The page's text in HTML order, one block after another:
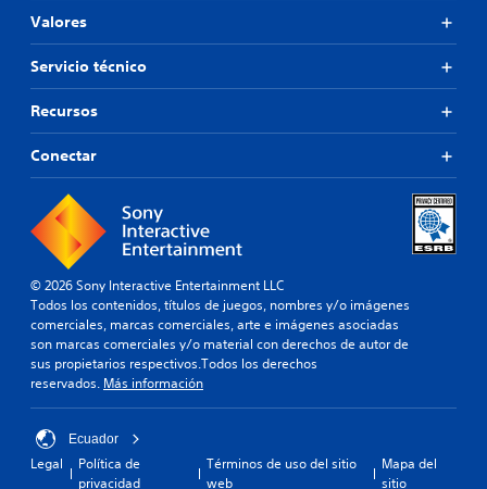
Valores
Servicio técnico
Recursos
Conectar
© 2026 Sony Interactive Entertainment LLC
Todos los contenidos, títulos de juegos, nombres y/o imágenes
comerciales, marcas comerciales, arte e imágenes asociadas
son marcas comerciales y/o material con derechos de autor de
sus propietarios respectivos.Todos los derechos
reservados. Más información
Ecuador
Legal
Política de
privacidad
Términos de uso del sitio
web
Mapa del
sitio